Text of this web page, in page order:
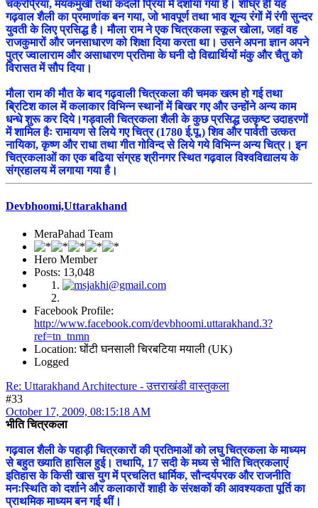
चक्रप्रिया, मयंकमुखी तथा कदली प्रिया में दर्शाया गया है। शीघ्र ही यह
गढ़वाल शैली का प्रमाणांक बन गया, जो भावपूर्ण तथा भाव शून्य रंगों में रंगी सुन्दर
युवती के लिए प्रसिद्ध है। मौला राम ने एक चित्रकला स्कूल खोला, जहां वह
राजकुमारों और जनसाधारण को शिक्षा दिया करता था। उसने अपना ज्ञान अपने
पुत्र ज्वालाराम और असाधारण प्रतिमा के घनी दो विद्यार्थियों मंकु और चैतु को
विरासत में सौप दिया।
मौला राम की मौत के बाद गढ़वाली चित्रकला की चमक खत्म हो गई तथा
ब्रिटिश काल में कलाकार विभिन्न स्थानों में बिखर गए और उन्होंने अन्य काम
धन्धे शुरू कर दिये।गड़वाली चित्रकला शैली के कुछ प्रसिद्ध उत्कृष्ट उदाहरणों
में शामिल हैः रामायण से लिये गए चित्र (1780 ई.पू.) शिव और पार्वती उत्कत
नायिका, कृष्ण और राधा तथा गीत गोविन्द से लिये गये विभिन्न अन्य चित्र। इन
चित्रकलाओं का एक बढिया संग्रह श्रीनगर स्थित गढ़वाल विश्वविद्यालय के
संग्रहालय में लगाया गया है।
Devbhoomi,Uttarakhand
MeraPahad Team
Hero Member
Posts: 13,048
Facebook Profile:
http://www.facebook.com/devbhoomi.uttarakhand.3?
ref=tn_tnmn
Location: घोंटी घनसाली चिरबटिया मयाली (UK)
Logged
Re: Uttarakhand Architecture - उत्तराखंडी वास्तुकला
#33
October 17, 2009, 08:15:18 AM
भीति चित्रकला
गढ़वाल शैली के पहाड़ी चित्रकारों की प्रतिमाओं को लघु चित्रकला के माध्यम
से बहुत ख्याति हासिल हुई। तथापि, 17 सदी के मध्य से भीति चित्रकलाएं
इतिहास के किसी खास युग में प्रचलित धार्मिक, सौन्दर्यपरक और राजनीति
मनःस्थिति को दर्शाने और कलाकारों शाही के संरक्षकों की आवश्यकता पूर्ति का
प्राथमिक माध्यम बन गई थीं।